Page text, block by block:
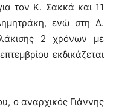
τον Κ. Σακκά και 11
ενώ στη Δ.
2 χρόνων με
εκδικάζεται
ο αναρχικός Γιάννης